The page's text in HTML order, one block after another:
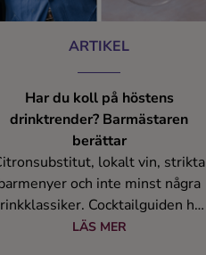
ARTIKEL
Har du koll på höstens
drinktrender? Barmästaren
berättar
lokalt vin, strikta
och inte minst några
Cocktailguiden har
snackat höstens trender med
LÄS MER